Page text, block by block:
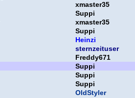
xmaster35
Suppi
xmaster35
Suppi
Heinzi
sternzeituser
Freddy671
Suppi
Suppi
Suppi
OldStyler